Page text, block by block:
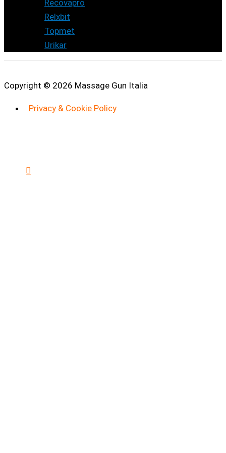
Recovapro
Relxbit
Topmet
Urikar
prodotti
Copyright © 2026 Massage Gun Italia
Privacy & Cookie Policy